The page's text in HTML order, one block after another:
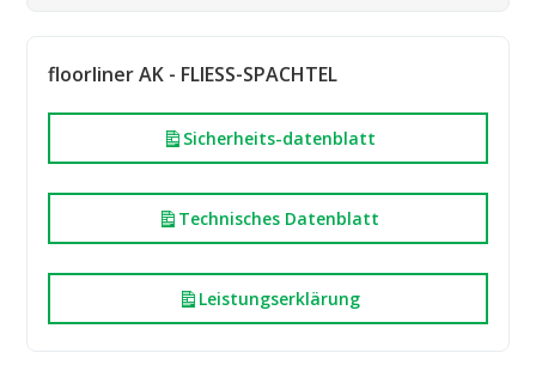
floorliner AK - FLIESS-SPACHTEL
Sicherheits-datenblatt
Technisches Datenblatt
Leistungserklärung